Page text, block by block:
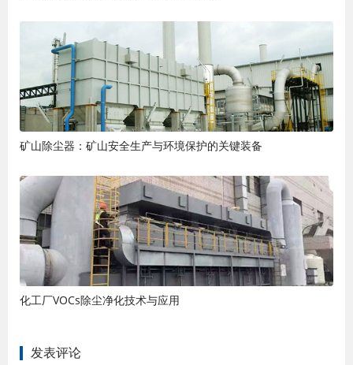
矿山除尘器：矿山安全生产与环境保护的关键装备
化工厂VOCs除尘净化技术与应用
发表评论